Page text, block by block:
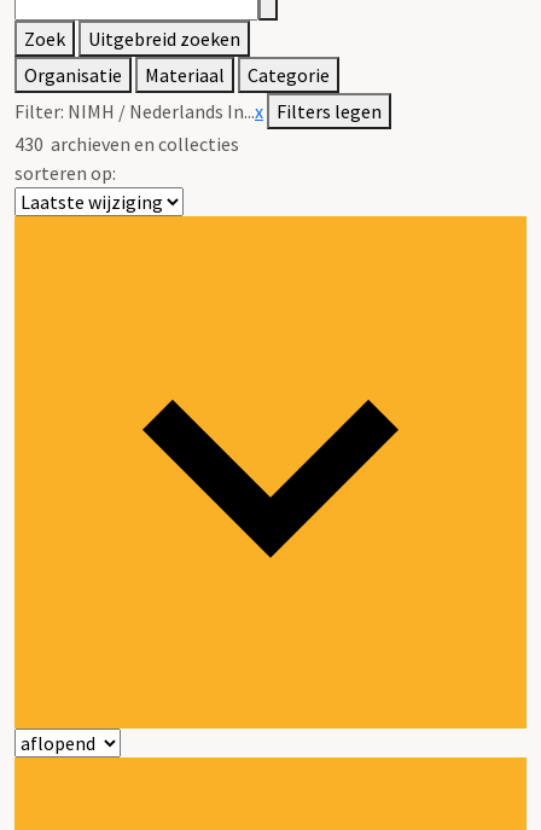
Zoek
Uitgebreid zoeken
Organisatie
Materiaal
Categorie
Filter: NIMH / Nederlands In...x Filters legen
430 archieven en collecties
sorteren op: